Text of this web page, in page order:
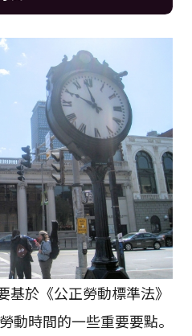
於《公正勞動標準法》
動時間的一些重要要點。